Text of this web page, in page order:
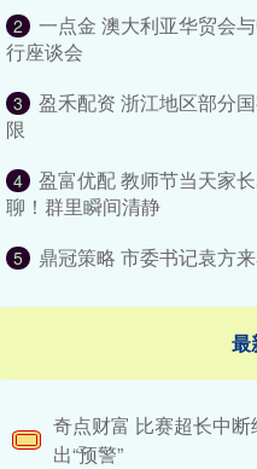
2
一点金 澳大利亚华贸会
行座谈会
3
盈禾配资 浙江地区部分
限
4
盈富优配 教师节当天家
聊！群里瞬间清静
5 鼎冠策略 市委书记袁方
最
奇点财富 比赛超长中
出“预警”